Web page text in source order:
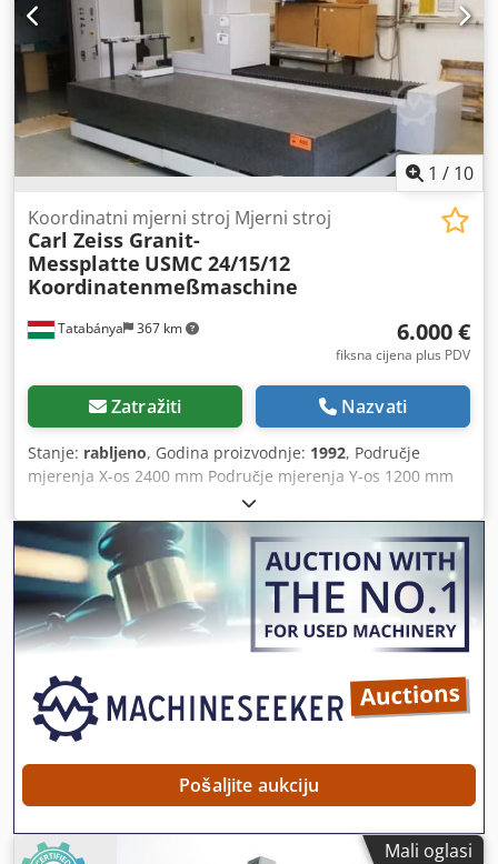
(ovisno o gumbu) - Novi PH10T plus ili M plus i TP200/20
(Nadogradnja) - Bilz pneumatsko prigušivanje vibracija
opcionalna instalacija, kalibracija i obuka (plus putovanje)
Uključujući 3 mjeseca jamstva na stroj i gumbe (bez putnih
troškova)
1 / 10
Tatabánya 367 km
Koordinatni mjerni stroj Mjerni stroj
Carl Zeiss Granit-
Messplatte USMC 24/15/12
Koordinatenmeßmaschine
6.000 €
fiksna cijena plus PDV
Zatražiti Nazvati
Stanje: rabljeno, Godina proizvodnje: 1992, Područje
mjerenja X-os 2400 mm Područje mjerenja Y-os 1200 mm
Područje mjerenja Z-os 1500 mm Težina stroja cca. 9,00 t
Cjdjg Er Nlepfx Aa Deha
Pošaljite aukciju
Mali oglasi